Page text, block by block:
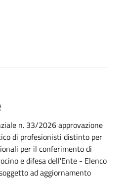
n. 33/2026 approvazione
di profesionisti distinto per
per il conferimento di
e difesa dell'Ente - Elenco
ad aggiornamento